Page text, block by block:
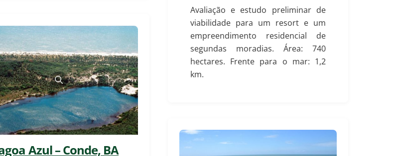
Avaliação e estudo preliminar de
viabilidade para um resort e um
empreendimento residencial de
segundas moradias. Área: 740
hectares. Frente para o mar: 1,2
km.
Azul – Conde, BA